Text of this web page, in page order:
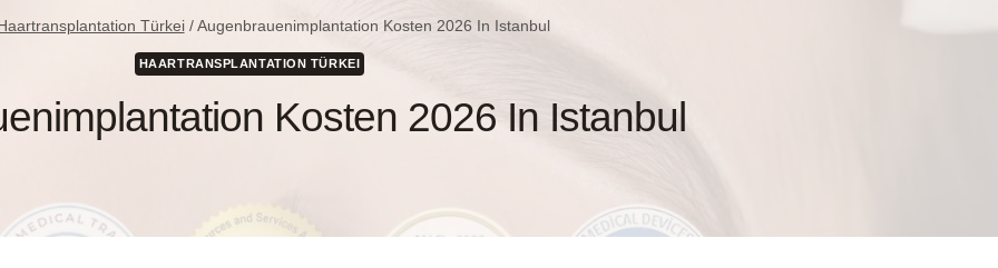
Türkei / Augenbrauenimplantation Kosten 2026 In Istanbul
HAARTRANSPLANTATION TÜRKEI
Kosten 2026 In Istanbul